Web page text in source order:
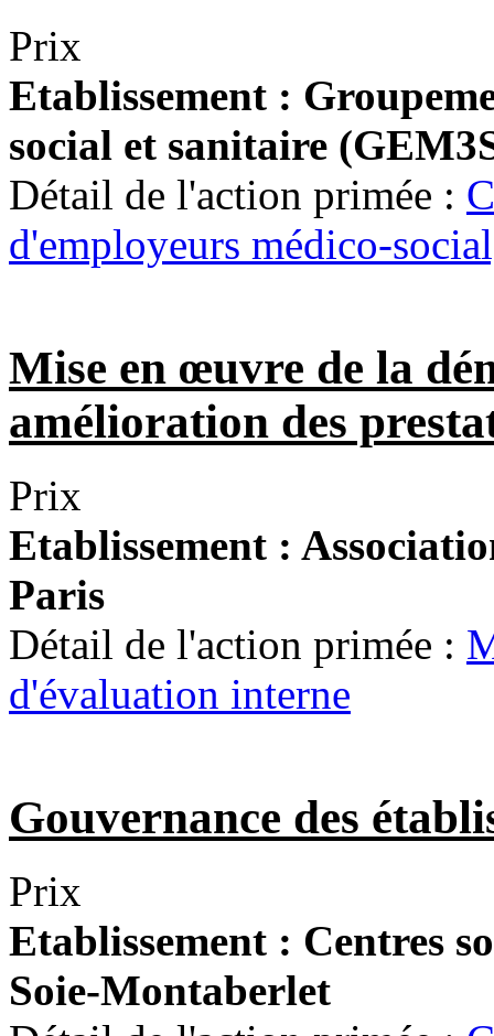
Prix
Etablissement :
social et sanitaire
Détail de l'action primée :
d'employeurs médico-
Mise en œuvre de la
amélioration des
Prix
Etablissement :
Paris
Détail de l'action primée :
d'évaluation interne
Gouvernance des
Prix
Etablissement : Centres
Soie-Montaberlet